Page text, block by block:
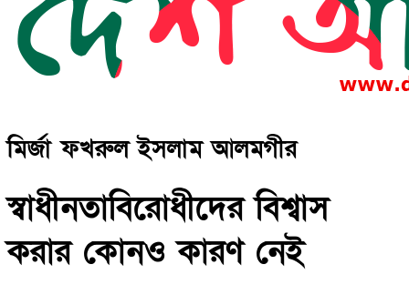
মির্জা ফখরুল ইসলাম আলমগীর
স্বাধীনতাবিরোধীদের বিশ্বাস
করার কোনও কারণ নেই